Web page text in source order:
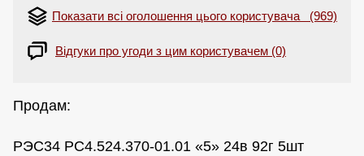
Показати всі оголошення цього користувача (969)
Відгуки про угоди з цим користувачем (0)
Продам:
РЭС34 РС4.524.370-01.01 «5» 24в 92г 5шт